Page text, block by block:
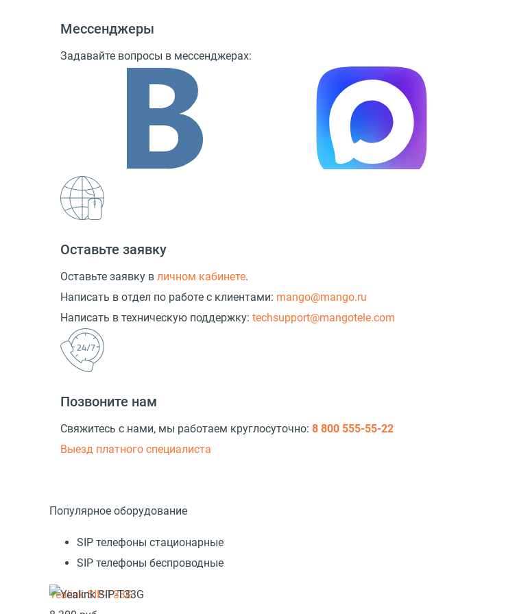
Мессенджеры
Задавайте вопросы в мессенджерах:
Оставьте заявку
Оставьте заявку в личном кабинете.
Написать в отдел по работе с клиентами: mango@mango.ru
Написать в техническую поддержку: techsupport@mangotele.com
Позвоните нам
Свяжитесь с нами, мы работаем круглосуточно: 8 800 555-55-22
Выезд платного специалиста
Популярное оборудование
SIP телефоны стационарные
SIP телефоны беспроводные
Yealink SIP-T33G